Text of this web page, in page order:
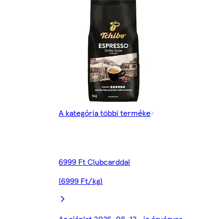
A kategória többi terméke
6999 Ft Clubcarddal
(6999 Ft/kg)